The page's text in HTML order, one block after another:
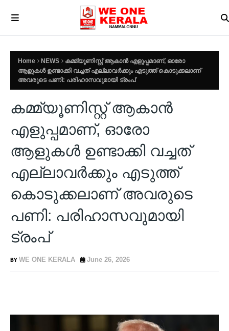
Home NEWS
കമ്മ്യൂണിസ്റ്റ് ആകാന്‍ എളുപ്പമാണ്, ഓരോ
ആളുകള്‍ ഉണ്ടാക്കി വച്ചത് എല്ലാവര്‍ക്കും എടുത്ത് കൊടുക്കലാണ്
അവരുടെ പണി: പരിഹാസവുമായി ട്രംപ്
കമ്മ്യൂണിസ്റ്റ് ആകാന്‍
എളുപ്പമാണ്, ഓരോ
ആളുകള്‍ ഉണ്ടാക്കി വച്ചത്
എല്ലാവര്‍ക്കും എടുത്ത്
കൊടുക്കലാണ് അവരുടെ
പണി: പരിഹാസവുമായി
ട്രംപ്
WE ONE KERALA June 26, 2026